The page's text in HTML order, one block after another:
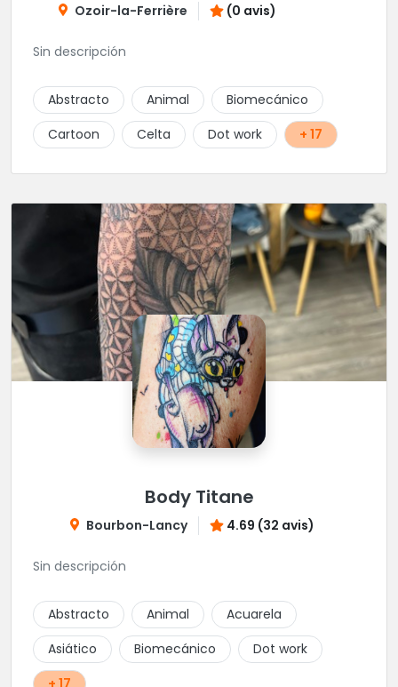
Ozoir-la-Ferrière (0 avis)
Sin descripción
Abstracto Animal
Biomecánico
Cartoon
Celta Dot work + 17
Body Titane
Bourbon-Lancy 4.69 (32 avis)
Sin descripción
Abstracto Animal
Acuarela
Asiático
Biomecánico
Dot work
+ 17